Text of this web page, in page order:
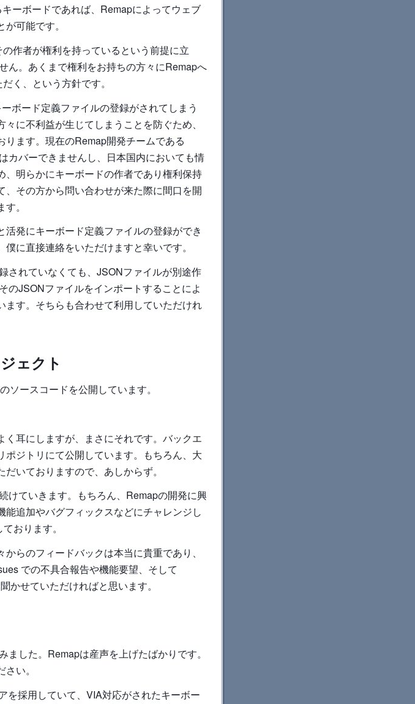
ーボードであれば、Remapによってウェブ
可能です。
作者が権利を持っているという前提に立
ん。あくまで権利をお持ちの方々にRemapへ
く、という方針です。
ボード定義ファイルの登録がされてしまう
に不利益が生じてしまうことを防ぐため、
ます。現在のRemap開発チームである
カバーできませんし、日本国内においても情
明らかにキーボードの作者であり権利保持
その方から問い合わせが来た際に間口を開
。
発にキーボード定義ファイルの登録ができ
に直接連絡をいただけますと幸いです。
されていなくても、JSONファイルが別途作
のJSONファイルをインポートすることによ
す。そちらも合わせて利用していただけれ
ェクト
ソースコードを公開しています。
耳にしますが、まさにそれです。バックエ
ジトリにて公開しています。もちろん、大
いておりますので、あしからず。
けていきます。もちろん、Remapの開発に興
追加やバグフィックスなどにチャレンジし
おります。
らのフィードバックは本当に貴重であり、
での不具合報告や機能要望、そして
かせていただければと思います。
した。Remapは産声を上げたばかりです。
い。
を採用していて、VIA対応がされたキーボー